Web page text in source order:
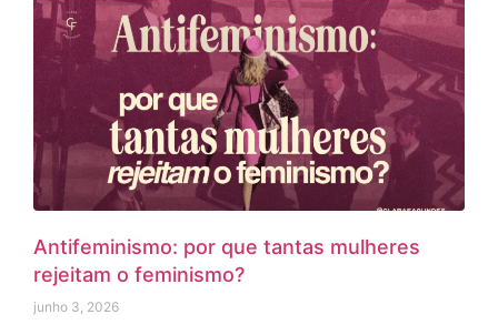
Antifeminismo: por que tantas mulheres
rejeitam o feminismo?
junho 3, 2026